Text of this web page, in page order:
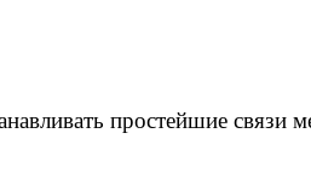
простейшие связи